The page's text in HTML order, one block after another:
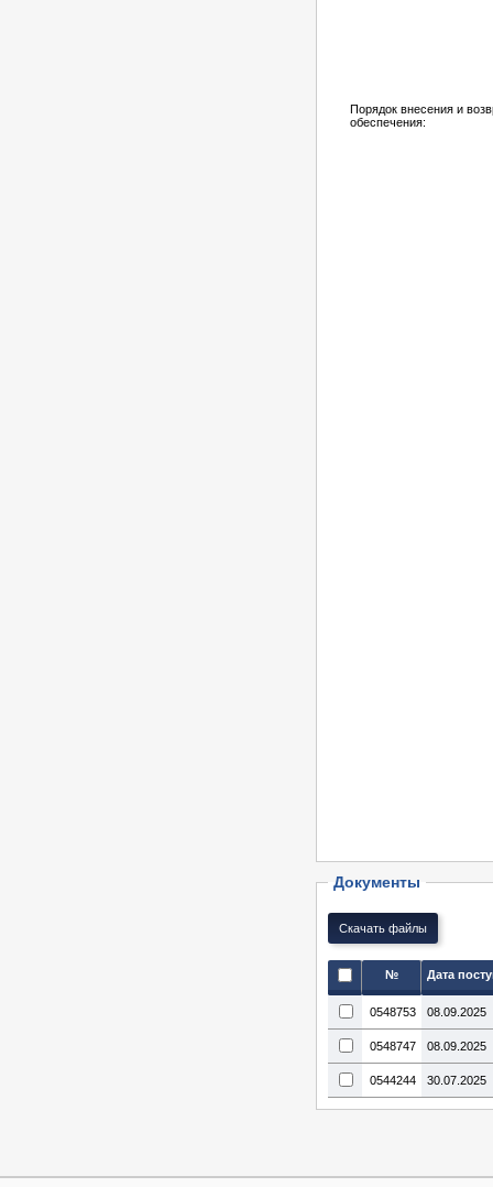
Порядок внесения и
обеспечения:
Документы
№ Дата
0548753 08.09.2025
0548747 08.09.2025
0544244 30.07.2025